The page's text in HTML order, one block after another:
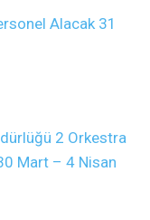
Alacak 31
2 Orkestra
Mart – 4 Nisan